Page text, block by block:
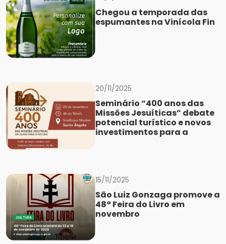
Chegou a temporada das
espumantes na Vinícola Fin
20/11/2025
Seminário “400 anos das
Missões Jesuíticas” debate
potencial turístico e novos
investimentos para a
15/11/2025
São Luiz Gonzaga promove a
48ª Feira do Livro em
novembro